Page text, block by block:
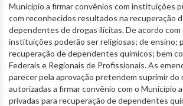
Município a firmar convênios com instituições
com reconhecidos resultados na recuperação
dependentes de drogas ilícitas. De acordo com
instituições poderão ser religiosas; de ensino;
recuperação de dependentes químicos; bem
Federais e Regionais de Profissionais. As
parecer pela aprovação pretendem suprimir
autorizadas a firmar convênio com o Município
privadas para recuperação de dependentes